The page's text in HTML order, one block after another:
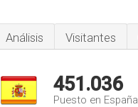
Análisis Visitantes
451.036
Puesto en España